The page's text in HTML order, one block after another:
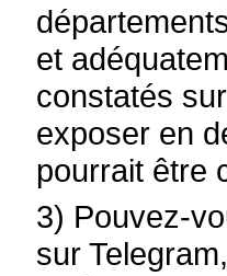
et
constatés
exposer en
pourrait être
3) Pouvez-
sur